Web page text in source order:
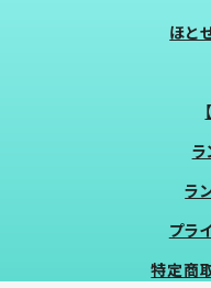
ほと
ラ
プラ
特定商